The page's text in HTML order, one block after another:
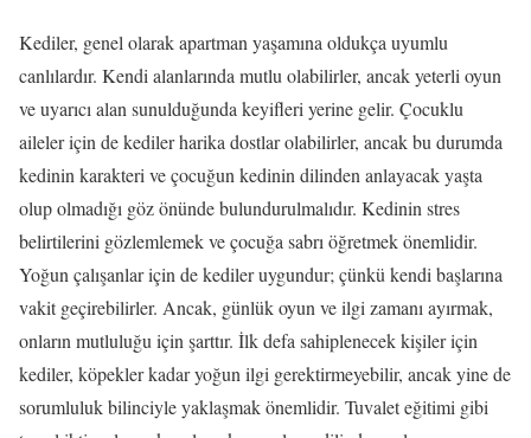
Kediler, genel olarak apartman yaşamına oldukça uyumlu
canlılardır. Kendi alanlarında mutlu olabilirler, ancak yeterli oyun
ve uyarıcı alan sunulduğunda keyifleri yerine gelir. Çocuklu
aileler için de kediler harika dostlar olabilirler, ancak bu durumda
kedinin karakteri ve çocuğun kedinin dilinden anlayacak yaşta
olup olmadığı göz önünde bulundurulmalıdır. Kedinin stres
belirtilerini gözlemlemek ve çocuğa sabrı öğretmek önemlidir.
Yoğun çalışanlar için de kediler uygundur; çünkü kendi başlarına
vakit geçirebilirler. Ancak, günlük oyun ve ilgi zamanı ayırmak,
onların mutluluğu için şarttır. İlk defa sahiplenecek kişiler için
kediler, köpekler kadar yoğun ilgi gerektirmeyebilir, ancak yine de
sorumluluk bilinciyle yaklaşmak önemlidir. Tuvalet eğitimi gibi